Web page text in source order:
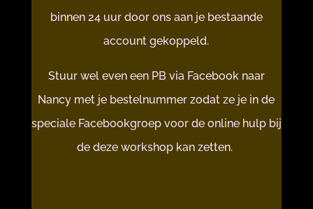
binnen 24 uur door ons aan je bestaande
account gekoppeld.
Stuur wel even een PB via Facebook naar
Nancy met je bestelnummer zodat ze je in de
speciale Facebookgroep voor de online hulp bij
de deze workshop kan zetten.